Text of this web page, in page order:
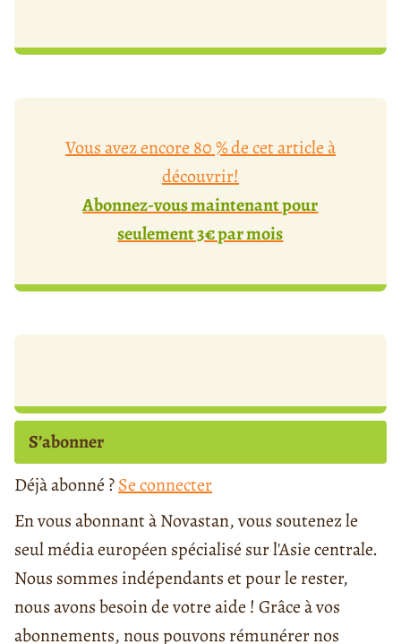
Vous avez encore 80 % de cet article à
découvrir!
Abonnez-vous maintenant pour
seulement 3€ par mois
S’abonner
Déjà abonné ?Se connecter
En vous abonnant à Novastan, vous soutenez le
seul média européen spécialisé sur l'Asie centrale.
Nous sommes indépendants et pour le rester,
nous avons besoin de votre aide ! Grâce à vos
abonnements, nous pouvons rémunérer nos